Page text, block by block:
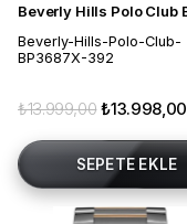
Beverly-Hills-Polo-Club-
BP3687X-392
₺13.998,00
₺13.999,00
SEPETE EKLE